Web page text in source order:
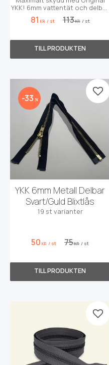
YKK! 6mm vattentät och delbar
dragkedja för extrema
förhållanden.
81 KR / st 113KR / st
YKK 6mm Metall Delbar
Svart/Guld Blixtlås
19 st varianter
50 KR / st 75KR / st
33 %